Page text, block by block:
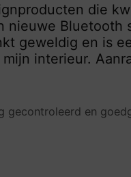
die
nieuwe Bluetooth
geweldig en is
interieur.
gecontroleerd en